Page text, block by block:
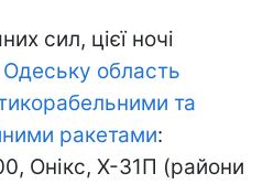
сил, цієї ночі
Одеську область
та
ракетами:
Онікс, Х-31П (райони